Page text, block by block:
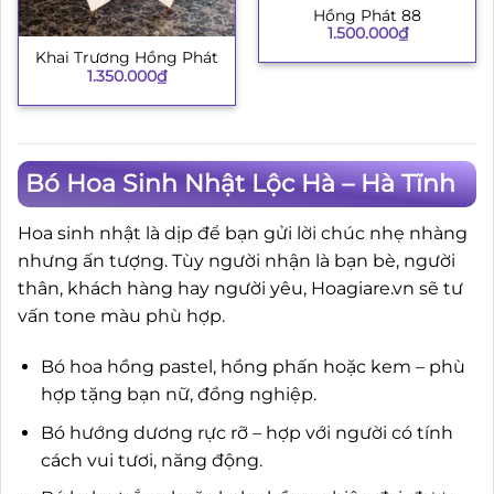
Khai Trương Hồng Phát
1.350.000₫
Hồng Phát 88
1.500.000₫
Bó Hoa Sinh Nhật Lộc Hà – Hà Tĩnh
Hoa sinh nhật là dịp để bạn gửi lời chúc nhẹ nhàng
nhưng ấn tượng. Tùy người nhận là bạn bè, người
thân, khách hàng hay người yêu, Hoagiare.vn sẽ tư
vấn tone màu phù hợp.
Bó hoa hồng pastel, hồng phấn hoặc kem – phù
hợp tặng bạn nữ, đồng nghiệp.
Bó hướng dương rực rỡ – hợp với người có tính
cách vui tươi, năng động.